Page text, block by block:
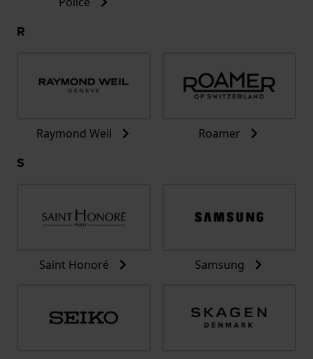
R
Raymond Weil Roamer
S
Saint Honoré Samsung